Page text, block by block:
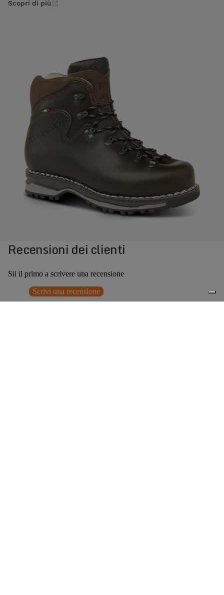
Scopri di più
Recensioni dei clienti
Sii il primo a scrivere una recensione
Scrivi una recensione